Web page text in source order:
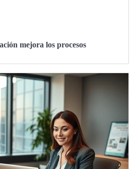
mejora los procesos